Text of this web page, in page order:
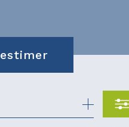
estimer